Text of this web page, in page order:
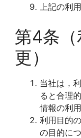
上記の利
第4条
更）
当社は，
ると合理
情報の利
利用目的
の目的に